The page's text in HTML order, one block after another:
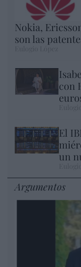
Nokia,
son las
con
El
un
Argumentos